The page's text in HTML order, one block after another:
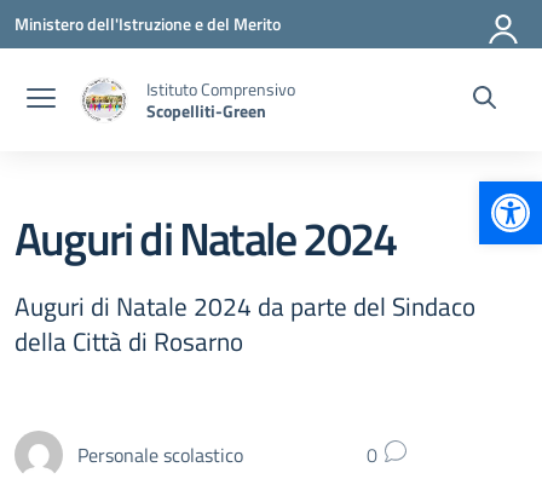
Vai ai contenuti
Vai al menu di navigazione
Vai al footer
Ministero dell'Istruzione e del Merito
Istituto Comprensivo
Scopelliti-Green
Auguri di Natale 2024
Auguri di Natale 2024 da parte del Sindaco
della Città di Rosarno
Personale scolastico 0